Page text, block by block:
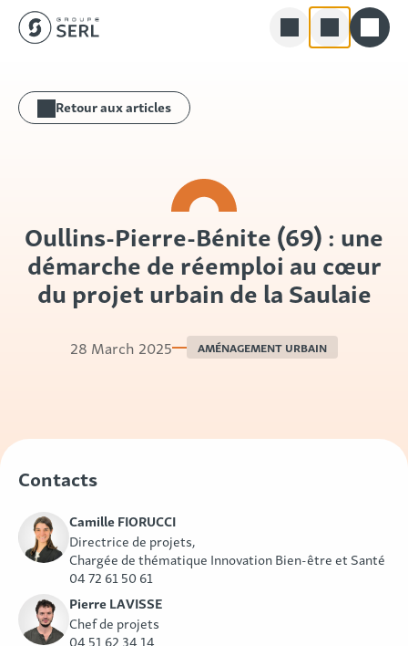
content
Rechercher
Retour aux articles
Oullins-Pierre-Bénite (69) : une
démarche de réemploi au cœur
du projet urbain de la Saulaie
28 March 2025 AMÉNAGEMENT URBAIN
Contacts
Camille FIORUCCI
Directrice de projets,
Chargée de thématique Innovation Bien-être et Santé
04 72 61 50 61
Pierre LAVISSE
Chef de projets
04 51 62 34 14